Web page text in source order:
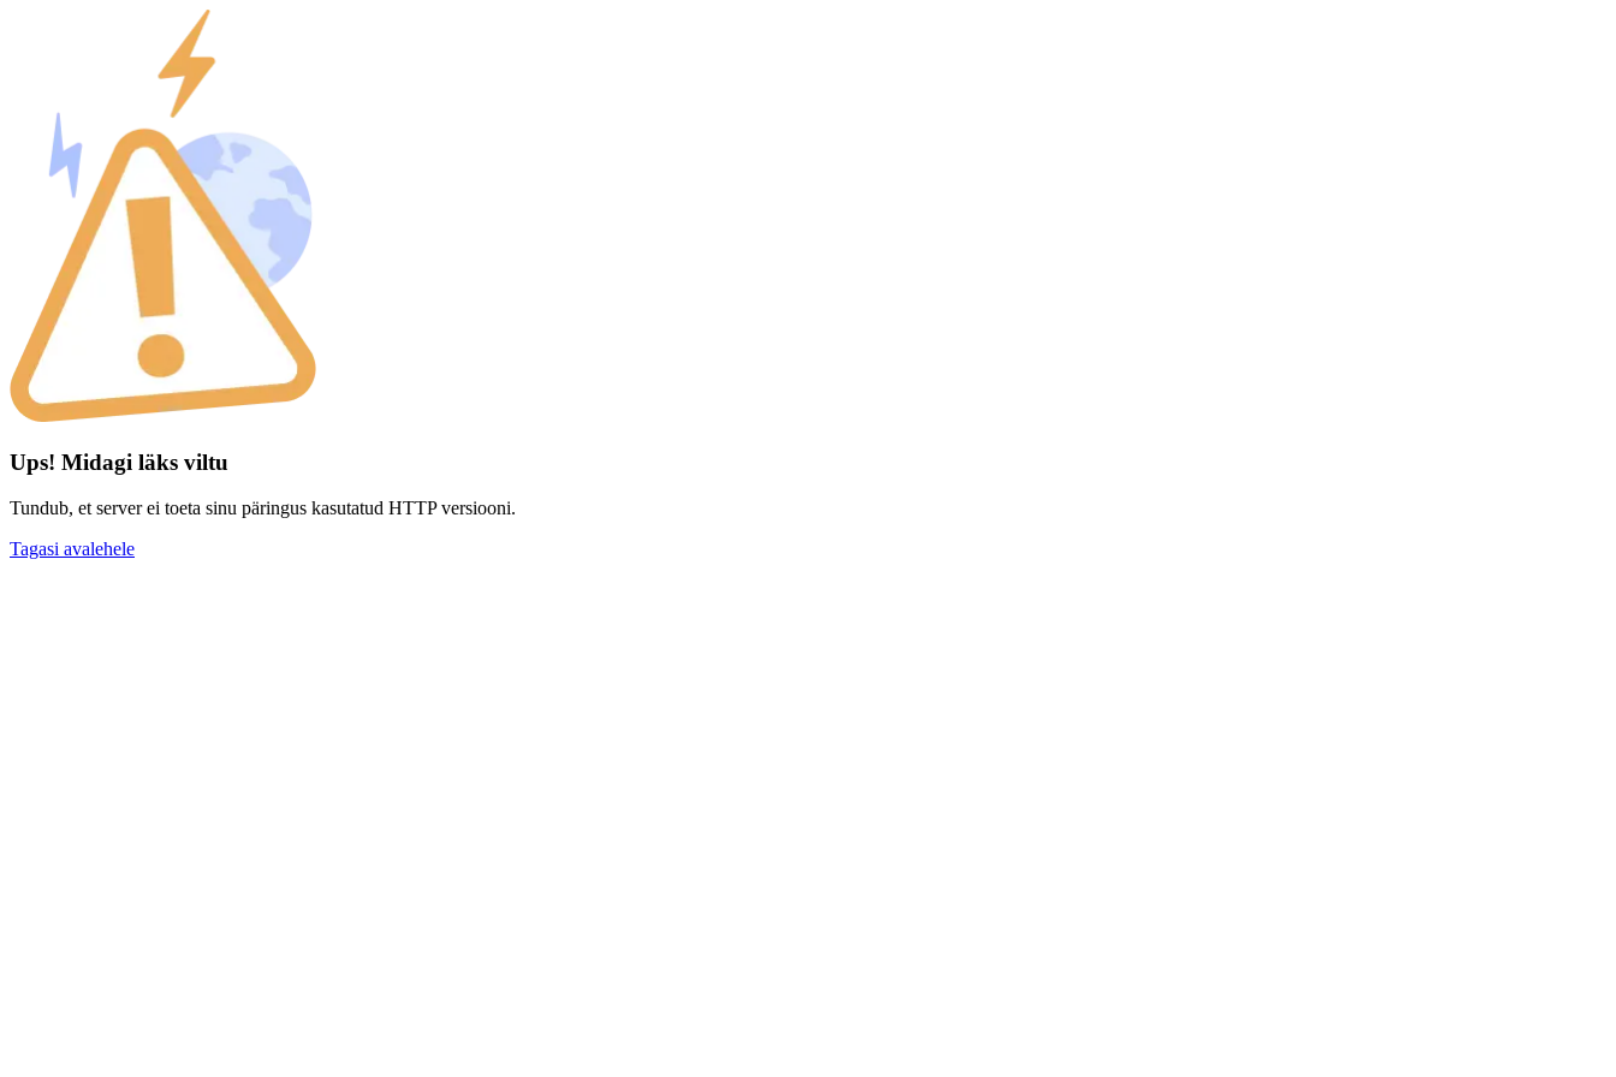
Ups! Midagi läks viltu
Tundub, et server ei toeta sinu päringus kasutatud HTTP versiooni.
Tagasi avalehele